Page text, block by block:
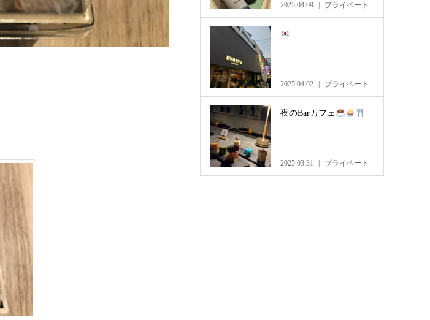
2025.04.09 プライベート
2025.04.02 プライベート
夜のBarカフェ
2025.03.31 プライベート